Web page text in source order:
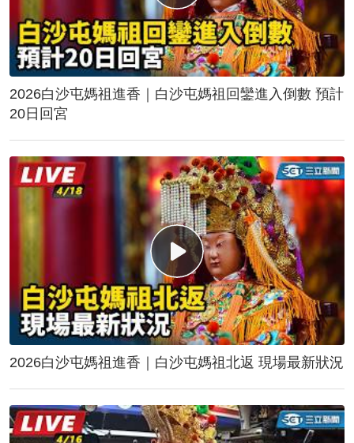
2026白沙屯媽祖進香｜白沙屯媽祖回鑾進入倒數 預計
20日回宮
2026白沙屯媽祖進香｜白沙屯媽祖北返 現場最新狀況